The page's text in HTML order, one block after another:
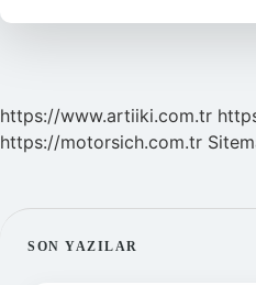
Başlar
https://www.artiiki.com.tr
https://motorsich.com.tr
SIDEBAR
SON YAZILAR